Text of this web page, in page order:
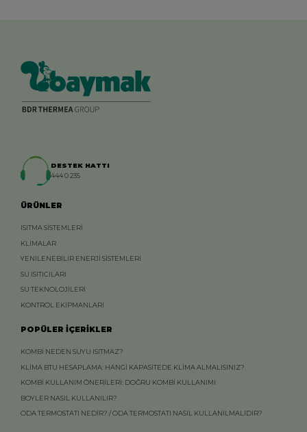
DESTEK HATTI
444 0 235
ÜRÜNLER
ISITMA SİSTEMLERİ
KLİMALAR
YENİLENEBİLİR ENERJİ SİSTEMLERİ
SU ISITICILARI
SU TEKNOLOJİLERİ
KONTROL EKİPMANLARI
POPÜLER İÇERİKLER
KOMBİ NEDEN SUYU ISITMAZ?
KLİMA BTU HESAPLAMA: HANGİ KAPASİTEDE KLİMA ALMALISINIZ?
KOMBİ KULLANIM ÖNERİLERİ: DOĞRU KOMBİ KULLANIMI
BOYLER NASIL KULLANILIR?
ODA TERMOSTATI NEDİR? / ODA TERMOSTATI NASIL KULLANILMALIDIR?